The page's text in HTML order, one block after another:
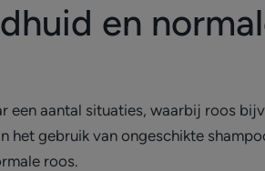
en
een aantal situaties, waarbij roos
het gebruik van ongeschikte
roos.